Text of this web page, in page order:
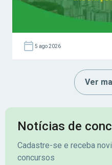
5 ago 2026
Ver
Notícias de
Cadastre-se e receba
concursos